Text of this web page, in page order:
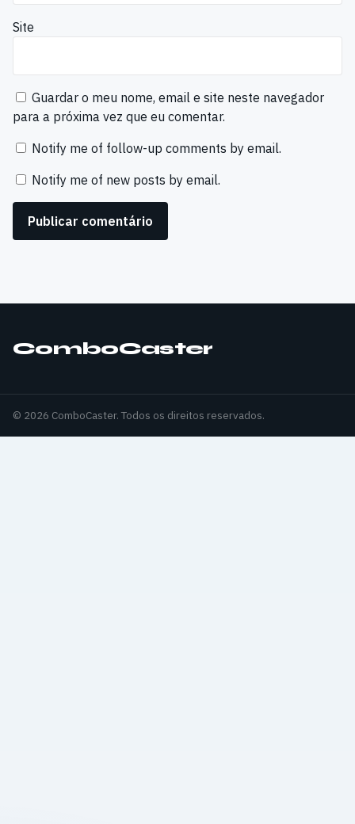
Site
Guardar o meu nome, email e site neste navegador
para a próxima vez que eu comentar.
Notify me of follow-up comments by email.
Notify me of new posts by email.
ComboCaster
© 2026 ComboCaster. Todos os direitos reservados.